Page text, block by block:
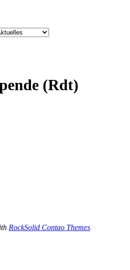
(Rdt)
RockSolid Contao Themes